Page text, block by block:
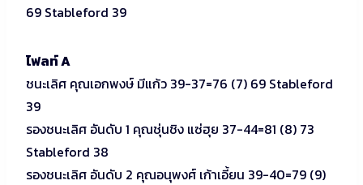
69 Stableford 39
ไฟลท์ A
ชนะเลิศ คุณเอกพงษ์ มีแก้ว 39-37=76 (7) 69 Stableford
39
รองชนะเลิศ อันดับ 1 คุณชุ่นชิง แซ่ฮุย 37-44=81 (8) 73
Stableford 38
รองชนะเลิศ อันดับ 2 คุณอนุพงศ์ เก้าเอี้ยน 39-40=79 (9)